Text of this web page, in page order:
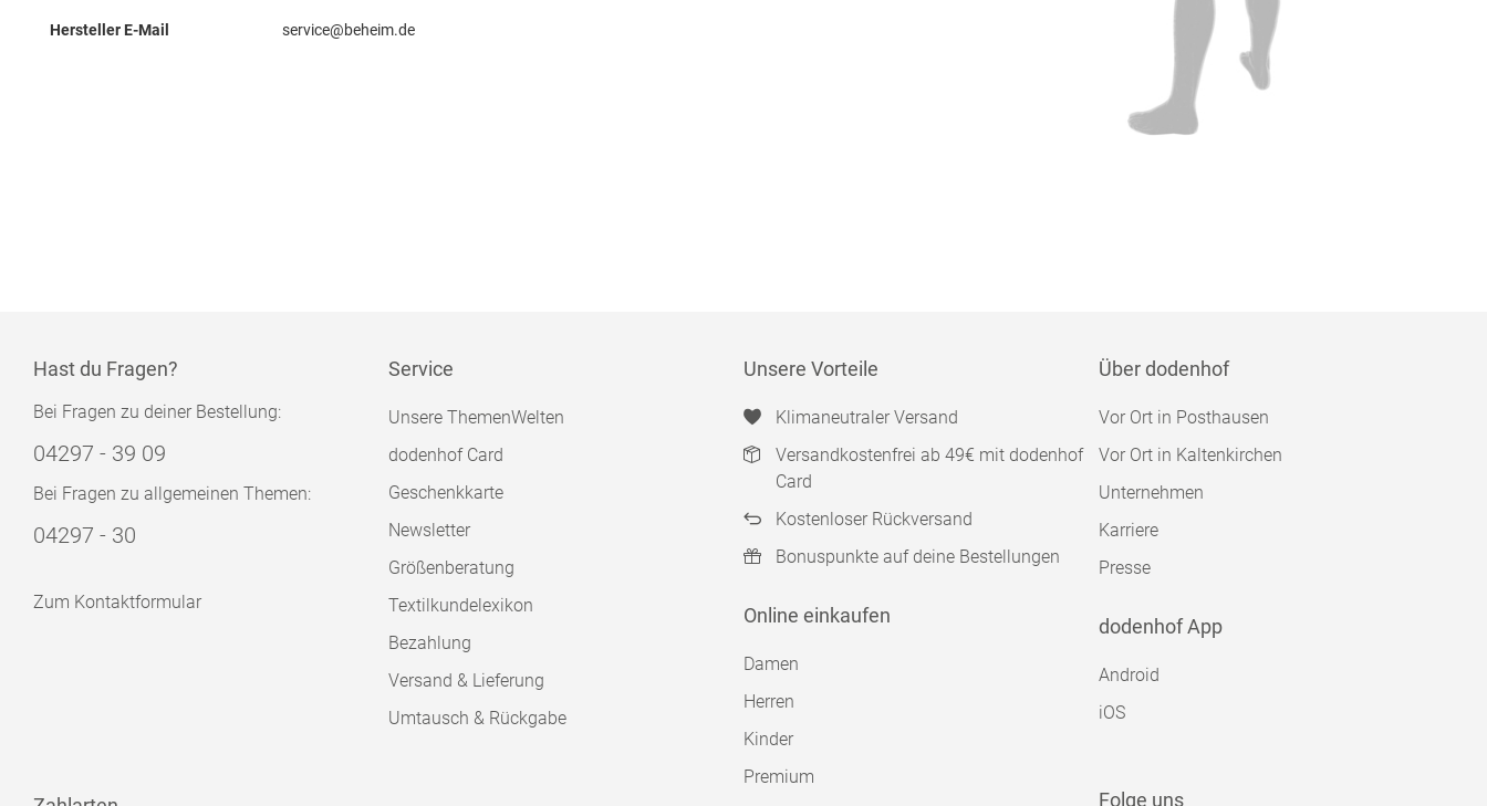
Hersteller E-Mail service@beheim.de
Hast du Fragen?
Bei Fragen zu deiner Bestellung:
04297 - 39 09
Bei Fragen zu allgemeinen Themen:
04297 - 30
Zum Kontaktformular
Service
Unsere ThemenWelten
dodenhof Card
Geschenkkarte
Newsletter
Größenberatung
Textilkundelexikon
Bezahlung
Versand & Lieferung
Umtausch & Rückgabe
Unsere Vorteile
Klimaneutraler Versand
Versandkostenfrei ab 49€ mit dodenhof
Card
Kostenloser Rückversand
Bonuspunkte auf deine Bestellungen
Online einkaufen
Damen
Herren
Kinder
Premium
Über dodenhof
Vor Ort in Posthausen
Vor Ort in Kaltenkirchen
Unternehmen
Karriere
Presse
dodenhof App
Android
iOS
Folge uns